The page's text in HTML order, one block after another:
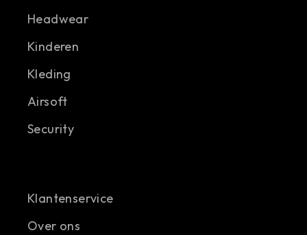
Headwear
Kinderen
Kleding
Airsoft
Security
Klantenservice
Over ons